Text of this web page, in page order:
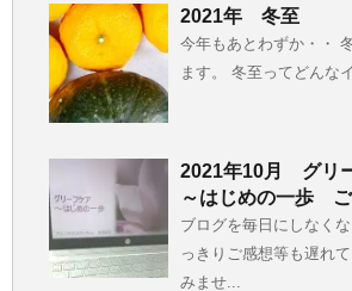
2021年 冬至
今年もあとわずか・・
ます。 冬至ってどんな
2021年10月 グリ
～はじめの一歩
ブログを毎日にしなく
っきりご感想等も遅れ
みませ...